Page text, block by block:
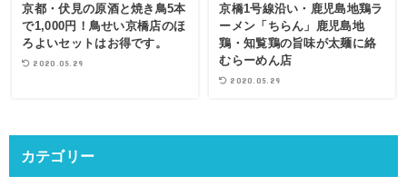
京都・伏見の原酒と焼き鳥5本
で1,000円！鳥せい京橋店のほ
ろよいセットはお得です。
2020.05.29
京橋1号線沿い・鹿児島地鶏ラ
ーメン「ちらん」鹿児島地
鶏・知覧鶏の旨味が太麺に絡
むらーめん店
2020.05.29
カテゴリー